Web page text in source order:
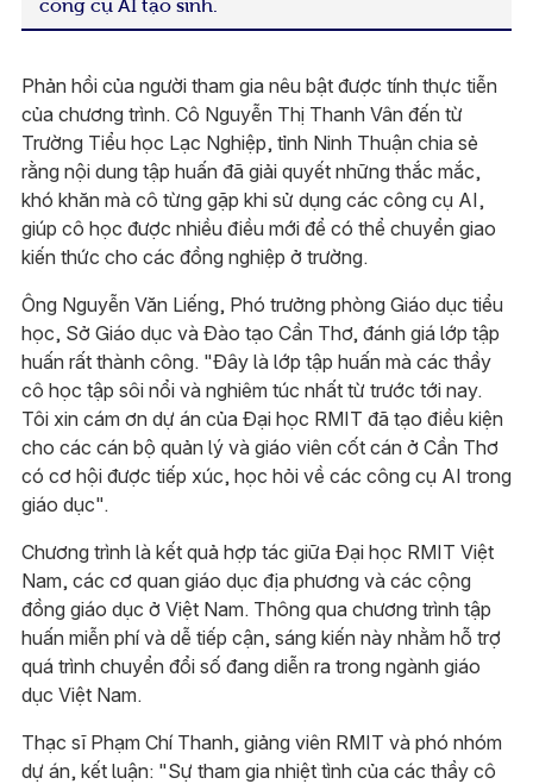
Phản hồi của người tham gia nêu bật được tính thực tiễn
của chương trình. Cô Nguyễn Thị Thanh Vân đến từ
Trường Tiểu học Lạc Nghiệp, tỉnh Ninh Thuận chia sẻ
rằng nội dung tập huấn đã giải quyết những thắc mắc,
khó khăn mà cô từng gặp khi sử dụng các công cụ AI,
giúp cô học được nhiều điều mới để có thể chuyển giao
kiến thức cho các đồng nghiệp ở trường.
Ông Nguyễn Văn Liếng, Phó trưởng phòng Giáo dục tiểu
học, Sở Giáo dục và Đào tạo Cần Thơ, đánh giá lớp tập
huấn rất thành công. "Đây là lớp tập huấn mà các thầy
cô học tập sôi nổi và nghiêm túc nhất từ trước tới nay.
Tôi xin cám ơn dự án của Đại học RMIT đã tạo điều kiện
cho các cán bộ quản lý và giáo viên cốt cán ở Cần Thơ
có cơ hội được tiếp xúc, học hỏi về các công cụ AI trong
giáo dục".
Chương trình là kết quả hợp tác giữa Đại học RMIT Việt
Nam, các cơ quan giáo dục địa phương và các cộng
đồng giáo dục ở Việt Nam. Thông qua chương trình tập
huấn miễn phí và dễ tiếp cận, sáng kiến ​​này nhằm hỗ trợ
quá trình chuyển đổi số đang diễn ra trong ngành giáo
dục Việt Nam.
Thạc sĩ Phạm Chí Thanh, giảng viên RMIT và phó nhóm
dự án, kết luận: "Sự tham gia nhiệt tình của các thầy cô